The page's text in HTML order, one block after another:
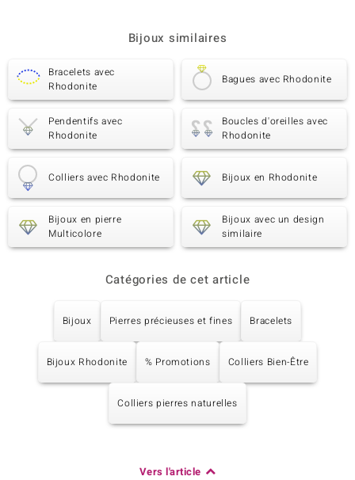
Bijoux similaires
Bracelets avec
Rhodonite
Bagues avec Rhodonite
Pendentifs avec
Rhodonite
Boucles d'oreilles avec
Rhodonite
Colliers avec Rhodonite Bijoux en Rhodonite
Bijoux en pierre
Multicolore
Bijoux avec un design
similaire
Catégories de cet article
Bijoux Pierres précieuses et fines Bracelets
Bijoux Rhodonite % Promotions Colliers Bien-Être
Colliers pierres naturelles
Vers l'article